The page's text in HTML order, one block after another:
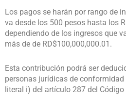
Los pagos se harán por rango de
va desde los 500 pesos hasta los
dependiendo de los ingresos que
más de de RD$100,000,000.01.
Esta contribución podrá ser
personas jurídicas de conformidad
literal i) del artículo 287 del